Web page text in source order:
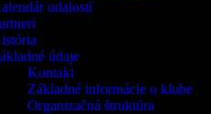
udalostí
údaje
Kontakt
Základné informácie o klube
Organizačná štruktúra